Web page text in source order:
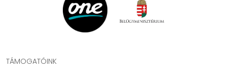
TÁMOGATÓINK